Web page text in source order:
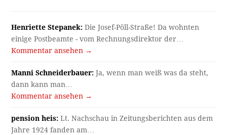
Henriette Stepanek: Die Josef-Pöll-Straße! Da wohnten
einige Postbeamte - vom Rechnungsdirektor der…
Kommentar ansehen →
Manni Schneiderbauer: Ja, wenn man weiß was da steht,
dann kann man…
Kommentar ansehen →
pension heis: Lt. Nachschau in Zeitungsberichten aus dem
Jahre 1924 fanden am…